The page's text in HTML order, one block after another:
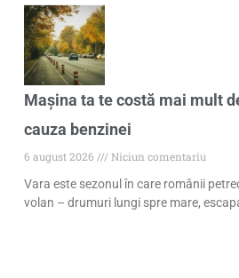
Mașina ta te costă mai mult
cauza benzinei
6 august 2026
Niciun comentariu
Vara este sezonul în care românii
volan – drumuri lungi spre mare,